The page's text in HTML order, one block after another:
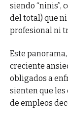
siendo “ninis”,
del total) que
profesional ni
Este
creciente
obligados a
sienten que
de empleos